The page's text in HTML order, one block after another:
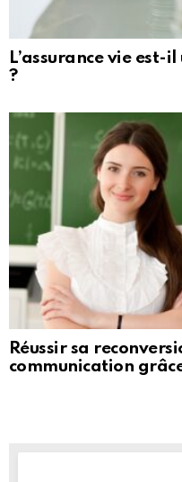
L’assurance vie est-
?
Réussir sa
communication